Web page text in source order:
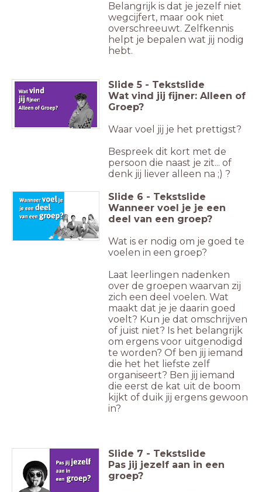
Belangrijk is dat je jezelf niet
wegcijfert, maar ook niet
overschreeuwt. Zelfkennis
helpt je bepalen wat jij nodig
hebt.
Slide 5 - Tekstslide
Wat vind jij fijner: Alleen of
Groep?
Waar voel jij je het prettigst?
Bespreek dit kort met de
persoon die naast je zit... of
denk jij liever alleen na ;) ?
Slide 6 - Tekstslide
Wanneer voel je je een
deel van een groep?
Wat is er nodig om je goed te
voelen in een groep?
Laat leerlingen nadenken
over de groepen waarvan zij
zich een deel voelen. Wat
maakt dat je je daarin goed
voelt? Kun je dat omschrijven
of juist niet? Is het belangrijk
om ergens voor uitgenodigd
te worden? Of ben jij iemand
die het het liefste zelf
organiseert? Ben jij iemand
die eerst de kat uit de boom
kijkt of duik jij ergens gewoon
in?
Slide 7 - Tekstslide
Pas jij jezelf aan in een
groep?